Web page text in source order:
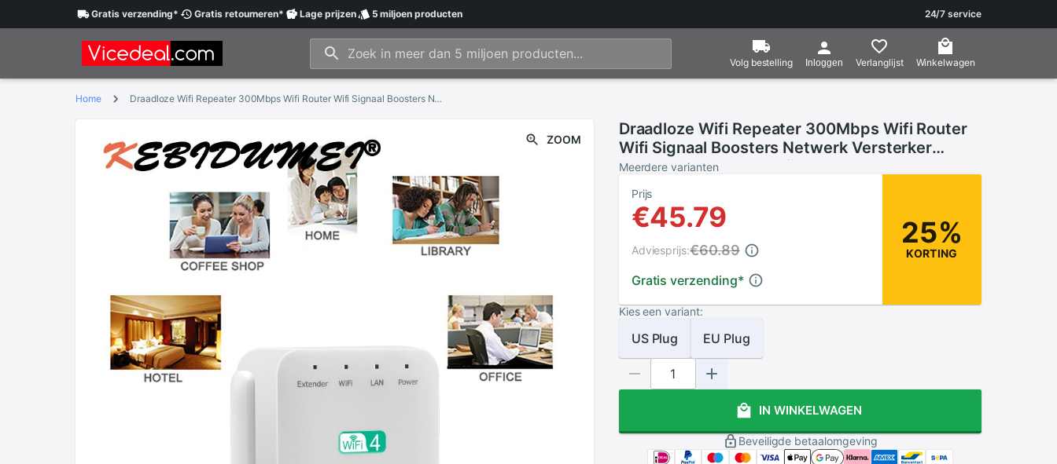
Gratisverzending* Gratisretourneren* Lageprijzen 5 miljoen producten 24/7 service
Volg bestelling Inloggen Verlanglijst Winkelwagen
Home Draadloze Wifi Repeater 300Mbps Wifi Router Wifi Signaal Boosters Netwerk Versterker Repeater Extender Wifi Ap Wps Router 2 Antenne
ZOOM
Draadloze Wifi Repeater 300Mbps Wifi Router
Wifi Signaal Boosters Netwerk Versterker
Repeater Extender Wifi Ap Wps Router 2
Antenne
Meerdere varianten
Prijs
€45.79
Gratis verzending*
Adviesprijs:€60.89
25%
KORTING
Kies een variant:
US Plug EU Plug
IN WINKELWAGEN
Beveiligde betaalomgeving